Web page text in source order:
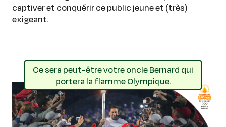
captiver et conquérir ce public jeune et (très)
exigeant.
Ce sera peut-être votre oncle Bernard qui
portera la flamme Olympique.